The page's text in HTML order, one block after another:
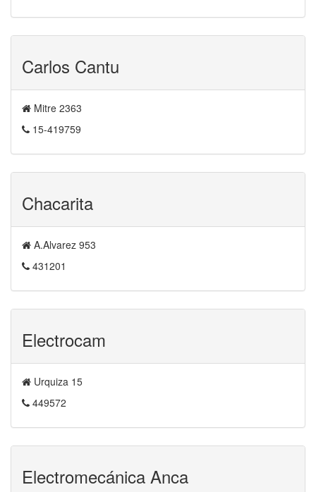
Carlos Cantu
Mitre 2363
15-419759
Chacarita
A.Alvarez 953
431201
Electrocam
Urquiza 15
449572
Electromecánica Anca